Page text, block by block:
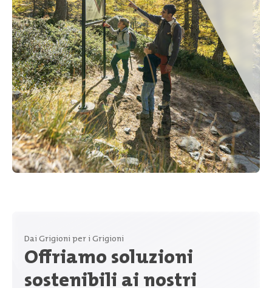
Dai Grigioni per i Grigioni
Offriamo soluzioni
sostenibili ai nostri